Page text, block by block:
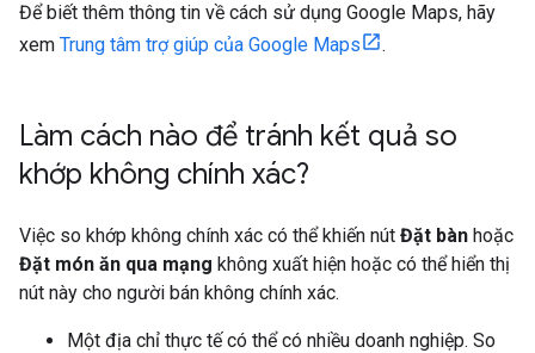
Để biết thêm thông tin về cách sử dụng Google Maps, hãy
xem Trung tâm trợ giúp của Google Maps .
Làm cách nào để tránh kết quả so
khớp không chính xác?
Việc so khớp không chính xác có thể khiến nút Đặt bàn hoặc
Đặt món ăn qua mạng không xuất hiện hoặc có thể hiển thị
nút này cho người bán không chính xác.
Một địa chỉ thực tế có thể có nhiều doanh nghiệp. So